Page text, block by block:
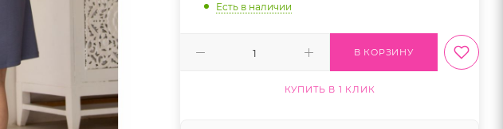
Есть в наличии
В КОРЗИНУ
КУПИТЬ В 1 КЛИК